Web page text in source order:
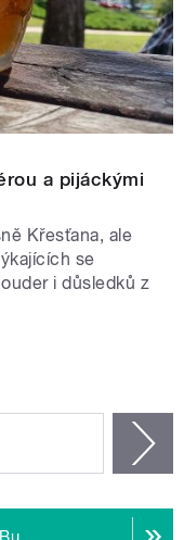
a pijáckými
Křesťana, ale
se
i důsledků z